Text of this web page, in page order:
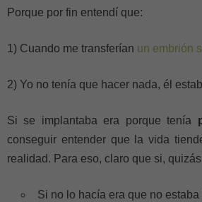
Porque por fin entendí que:
1) Cuando me transferían un embrión
2) Yo no tenía que hacer nada, él
Si se implantaba era porque tenía
conseguir entender que la vida
realidad. Para eso, claro que si,
Si no lo hacía era que no estaba